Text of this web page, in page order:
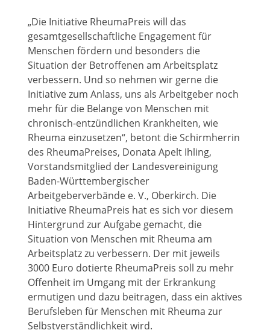
„Die Initiative RheumaPreis will das
gesamtgesellschaftliche Engagement für
Menschen fördern und besonders die
Situation der Betroffenen am Arbeitsplatz
verbessern. Und so nehmen wir gerne die
Initiative zum Anlass, uns als Arbeitgeber noch
mehr für die Belange von Menschen mit
chronisch-entzündlichen Krankheiten, wie
Rheuma einzusetzen“, betont die Schirmherrin
des RheumaPreises, Donata Apelt Ihling,
Vorstandsmitglied der Landesvereinigung
Baden-Württembergischer
Arbeitgeberverbände e. V., Oberkirch. Die
Initiative RheumaPreis hat es sich vor diesem
Hintergrund zur Aufgabe gemacht, die
Situation von Menschen mit Rheuma am
Arbeitsplatz zu verbessern. Der mit jeweils
3000 Euro dotierte RheumaPreis soll zu mehr
Offenheit im Umgang mit der Erkrankung
ermutigen und dazu beitragen, dass ein aktives
Berufsleben für Menschen mit Rheuma zur
Selbstverständlichkeit wird.